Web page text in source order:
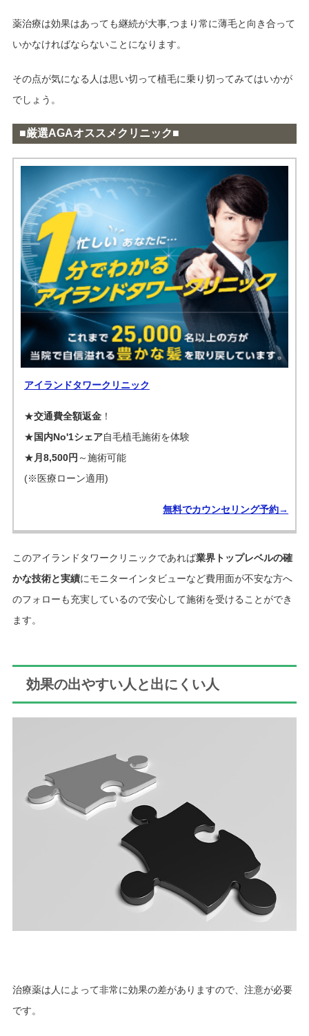
薬治療は効果はあっても継続が大事,つまり常に薄毛と向き合って
いかなければならないことになります。
その点が気になる人は思い切って植毛に乗り切ってみてはいかが
でしょう。
■厳選AGAオススメクリニック■
アイランドタワークリニック
★交通費全額返金！
★国内No'1シェア自毛植毛施術を体験
★ 月8,500円 ～施術可能
(※医療ローン適用)
無料でカウンセリング予約→
このアイランドタワークリニックであれば業界トップレベルの確
かな技術と実績にモニターインタビューなど費用面が不安な方へ
のフォローも充実しているので安心して施術を受けることができ
ます。
効果の出やすい人と出にくい人
治療薬は人によって非常に効果の差がありますので、注意が必要
です。